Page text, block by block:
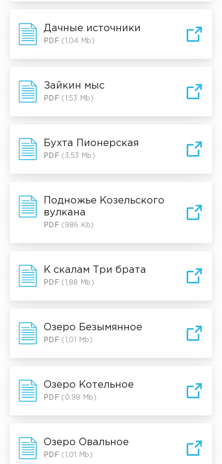
Дачные источники
PDF (1,04 Mb)
Зайкин мыс
PDF (1,53 Mb)
Бухта Пионерская
PDF (3,53 Mb)
Подножье Козельского
вулкана
PDF (986 Kb)
К скалам Три брата
PDF (1,88 Mb)
Озеро Безымянное
PDF (1,01 Mb)
Озеро Котельное
PDF (0,98 Mb)
Озеро Овальное
PDF (1,01 Mb)